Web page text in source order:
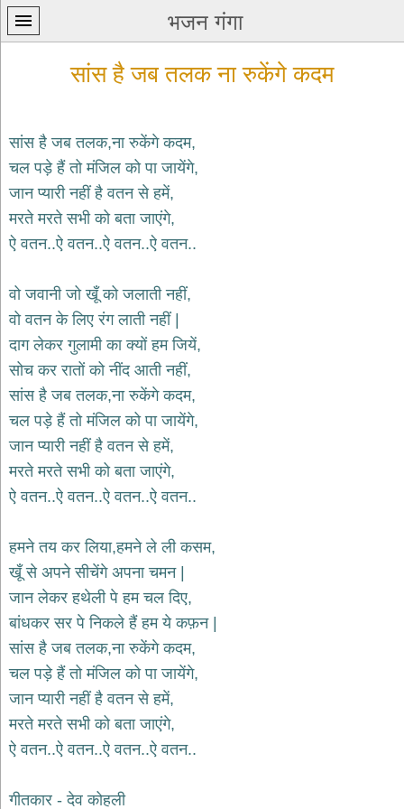
भजन गंगा
प्रथम
पन्ना
home
कृष्ण
bhajans
शिव
भजन
bhajans
हनुमान
भजन
hanuman
bhajans
साईं
भजन
जैन
भजन
jain
bhajans
भजन
durga
bhajans
गणेश
भजन
ganesh
राम
सांस है जब तलक ना रुकेंगे कदम
सांस है जब तलक,ना रुकेंगे कदम,
चल पड़े हैं तो मंजिल को पा जायेंगे,
जान प्यारी नहीं है वतन से हमें,
मरते मरते सभी को बता जाएंगे,
ऐ वतन..ऐ वतन..ऐ वतन..ऐ वतन..
वो जवानी जो खूँ को जलाती नहीं,
वो वतन के लिए रंग लाती नहीं |
दाग लेकर गुलामी का क्यों हम जियें,
सोच कर रातों को नींद आती नहीं,
सांस है जब तलक,ना रुकेंगे कदम,
चल पड़े हैं तो मंजिल को पा जायेंगे,
जान प्यारी नहीं है वतन से हमें,
मरते मरते सभी को बता जाएंगे,
ऐ वतन..ऐ वतन..ऐ वतन..ऐ वतन..
हमने तय कर लिया,हमने ले ली कसम,
खूँ से अपने सीचेंगे अपना चमन |
जान लेकर हथेली पे हम चल दिए,
बांधकर सर पे निकले हैं हम ये कफ़न |
सांस है जब तलक,ना रुकेंगे कदम,
चल पड़े हैं तो मंजिल को पा जायेंगे,
जान प्यारी नहीं है वतन से हमें,
मरते मरते सभी को बता जाएंगे,
ऐ वतन..ऐ वतन..ऐ वतन..ऐ वतन..
गीतकार - देव कोहली